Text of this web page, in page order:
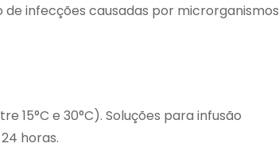
infecções causadas por microrganismos
e 30°C). Soluções para infusão
horas.